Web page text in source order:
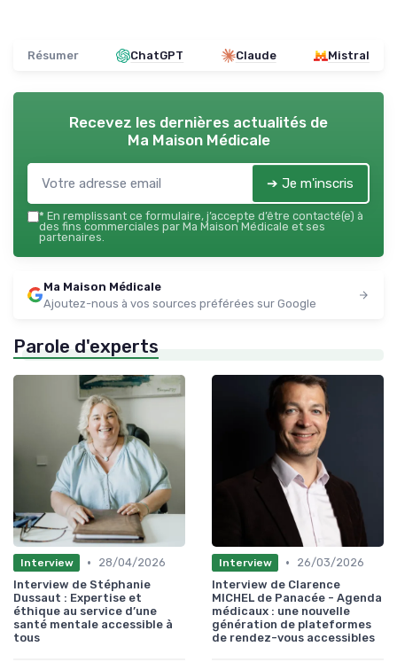
Résumer ChatGPT Claude Mistral
Recevez les dernières actualités de
Ma Maison Médicale
➔ Je m'inscris
* En remplissant ce formulaire, j’accepte d’être contacté(e) à
des fins commerciales par Ma Maison Médicale et ses
partenaires.
Ma Maison Médicale
Ajoutez-nous à vos sources préférées sur Google
Parole d'experts
Interview •
28/04/2026
Interview de Stéphanie
Dussaut : Expertise et
éthique au service d’une
santé mentale accessible à
tous
Interview •
26/03/2026
Interview de Clarence
MICHEL de Panacée - Agenda
médicaux : une nouvelle
génération de plateformes
de rendez-vous accessibles